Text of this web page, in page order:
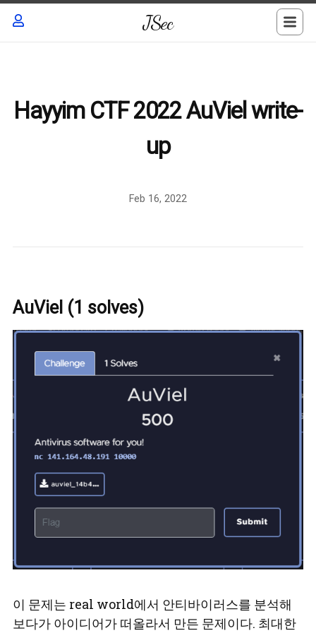
JSec
Hayyim CTF 2022 AuViel write-
up
Feb 16, 2022
AuViel (1 solves)
이 문제는 real world에서 안티바이러스를 분석해
보다가 아이디어가 떠올라서 만든 문제이다. 최대한